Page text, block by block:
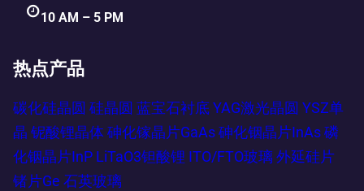
10 AM – 5 PM
热点产品
碳化硅晶圆 硅晶圆 蓝宝石衬底 YAG激光晶圆 YSZ单
晶 铌酸锂晶体 砷化镓晶片GaAs 砷化铟晶片InAs 磷
化铟晶片InP LiTaO3钽酸锂 ITO/FTO玻璃 外延硅片
锗片Ge 石英玻璃